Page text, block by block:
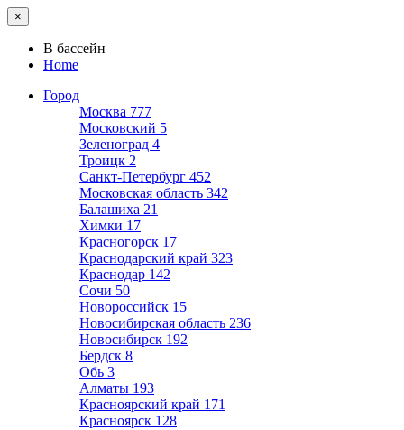
×
В бассейн
Home
Город
Москва 777
Московский 5
Зеленоград 4
Троицк 2
Санкт-Петербург 452
Московская область 342
Балашиха 21
Химки 17
Красногорск 17
Краснодарский край 323
Краснодар 142
Сочи 50
Новороссийск 15
Новосибирская область 236
Новосибирск 192
Бердск 8
Обь 3
Алматы 193
Красноярский край 171
Красноярск 128